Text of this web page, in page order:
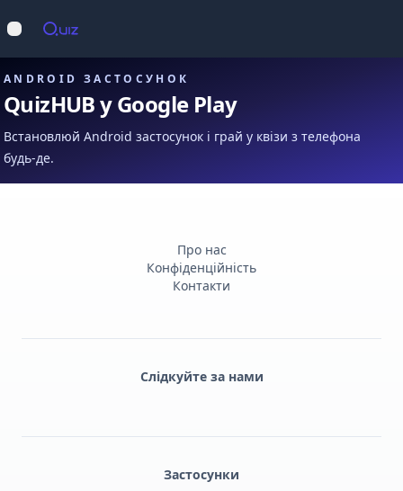
Відкрити меню
ANDROID ЗАСТОСУНОК
QuizHUB у Google Play
Встановлюй Android застосунок і грай у квізи з телефона
будь-де.
Про нас
Конфіденційність
Контакти
Слідкуйте за нами
Застосунки